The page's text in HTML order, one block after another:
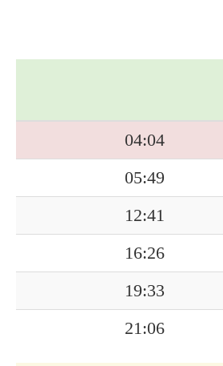
04:04
05:49
12:41
16:26
19:33
21:06